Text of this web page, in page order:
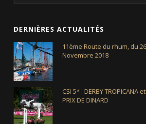
DERNIÈRES ACTUALITÉS
11ème Route du rhum, du
Novembre 2018
CSI 5* : DERBY TROPICANA
PRIX DE DINARD